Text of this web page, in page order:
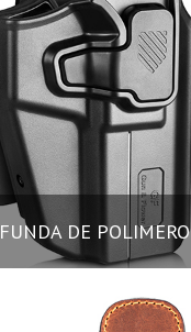
FUNDA DE POLIMERO